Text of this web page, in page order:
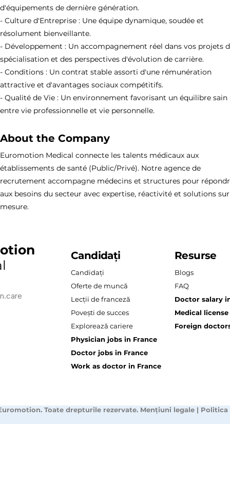
d'équipements de dernière génération.
- Culture d'Entreprise : Une équipe dynamique, soudée et
résolument bienveillante.
- Développement : Un accompagnement réel dans vos projets
spécialisation et des perspectives d'évolution de carrière.
- Conditions : Un contrat stable assorti d'une rémunération
attractive et d'avantages sociaux compétitifs.
- Qualité de Vie : Un environnement favorisant un équilibre sain
entre vie professionnelle et vie personnelle.
About the Company
Euromotion Medical connecte les talents médicaux aux
établissements de santé (Public/Privé). Notre agence de
recrutement accompagne médecins et structures pour
aux besoins du secteur avec expertise, réactivité et solutions sur
mesure.
Candidați
Candidați
Oferte de muncă
Lecții de franceză
Povești de succes
Explorează cariere
Physician jobs in France
Doctor jobs in France
Work as doctor in France
Resurse
Blogs
FAQ
Doctor salary
Medical
Foreign
Toate drepturile rezervate. Mențiuni legale| Politica